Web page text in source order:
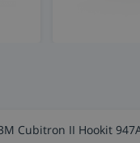
Cubitron II Hookit